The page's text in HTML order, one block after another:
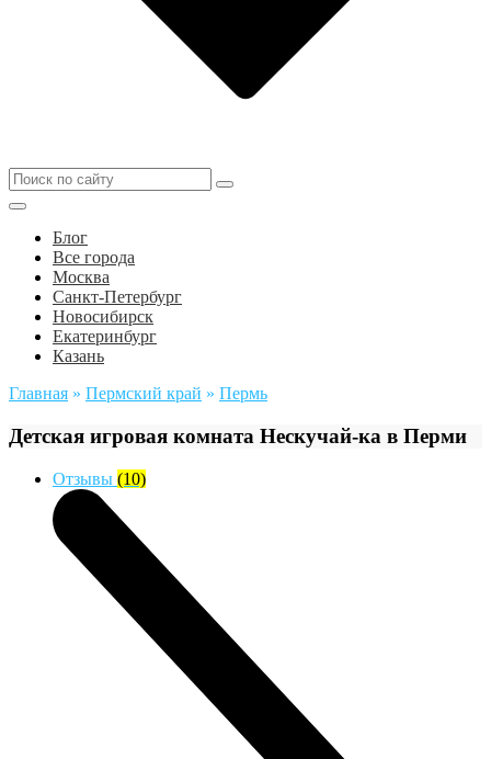
Блог
Все города
Москва
Санкт-Петербург
Новосибирск
Екатеринбург
Казань
Главная » Пермский край » Пермь
Детская игровая комната Нескучай-ка в Перми
Отзывы (10)